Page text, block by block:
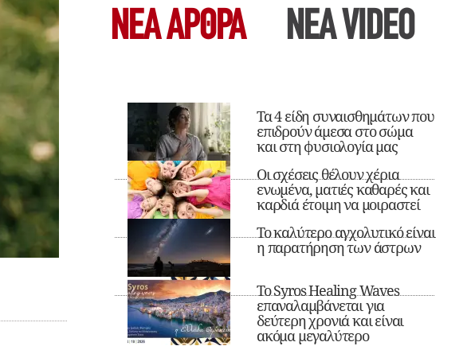
ΝΕΑ ΆΡΘΡΑ ΝΕΑ VIDEO
Τα 4 είδη συναισθημάτων που
επιδρούν άμεσα στο σώμα
και στη φυσιολογία μας
Οι σχέσεις θέλουν χέρια
ενωμένα, ματιές καθαρές και
καρδιά έτοιμη να μοιραστεί
Το καλύτερο αγχολυτικό είναι
η παρατήρηση των άστρων
Το Syros Healing Waves
επαναλαμβάνεται για
δεύτερη χρονιά και είναι
ακόμα μεγαλύτερο